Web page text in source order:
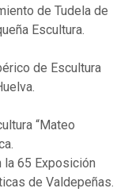
de Tudela de
Escultura.
de Escultura
“Mateo
65 Exposición
de Valdepeñas.